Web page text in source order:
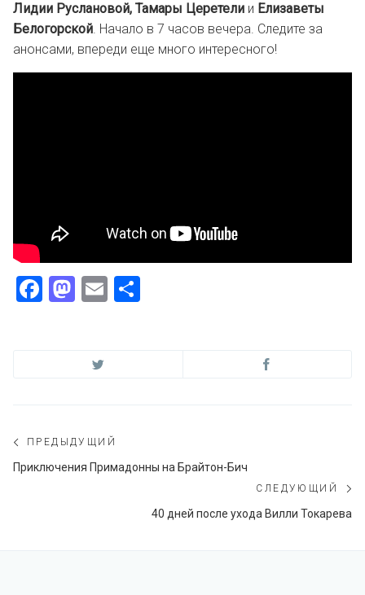
Лидии Руслановой, Тамары Церетели и Елизаветы
Белогорской. Начало в 7 часов вечера. Следите за
анонсами, впереди еще много интересного!
Facebook
Mastodon
Email
Навигация
по
ПРЕДЫДУЩИЙ
Предыдущий
Приключения Примадонны на Брайтон-Бич
СЛЕДУЮЩИЙ
40 дней после ухода Вилли Токарева